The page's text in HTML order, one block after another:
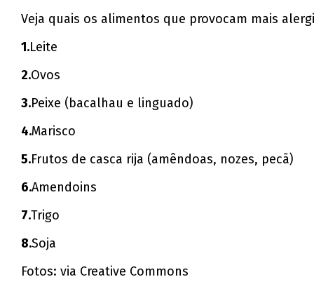
Veja quais os alimentos que provocam mais
1.Leite
2.Ovos
3.Peixe (bacalhau e linguado)
4.Marisco
5.Frutos de casca rija (amêndoas, nozes, pecã)
6.Amendoins
7.Trigo
8.Soja
Fotos: via Creative Commons